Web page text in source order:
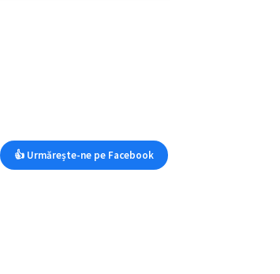
👍 Urmărește-ne pe Facebook